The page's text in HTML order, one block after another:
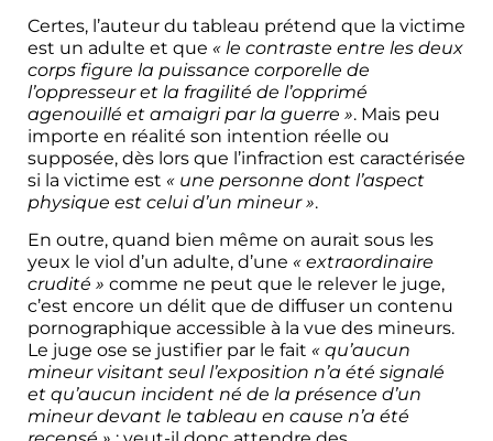
​Certes, l’auteur du tableau prétend que la victime
est un adulte et que « le contraste entre les deux
corps figure la puissance corporelle de
l’oppresseur et la fragilité de l’opprimé
agenouillé et amaigri par la guerre ». Mais peu
importe en réalité son intention réelle ou
supposée, dès lors que l’infraction est caractérisée
si la victime est « une personne dont l’aspect
physique est celui d’un mineur ».
​En outre, quand bien même on aurait sous les
yeux le viol d’un adulte, d’une « extraordinaire
crudité » comme ne peut que le relever le juge,
c’est encore un délit que de diffuser un contenu
pornographique accessible à la vue des mineurs.
Le juge ose se justifier par le fait « qu’aucun
mineur visitant seul l’exposition n’a été signalé
et qu’aucun incident né de la présence d’un
mineur devant le tableau en cause n’a été